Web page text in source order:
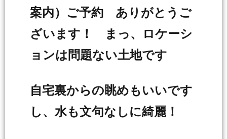
案内）ご予約 ありがとうご
ざいます！ まっ、ロケーシ
ョンは問題ない土地です
自宅裏からの眺めもいいです
し、水も文句なしに綺麗！